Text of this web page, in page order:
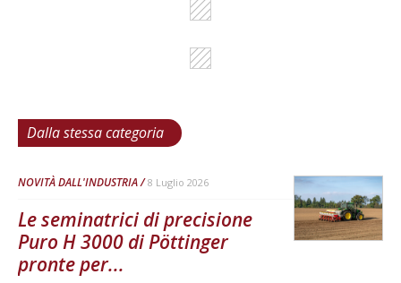
Dalla stessa categoria
NOVITÀ DALL'INDUSTRIA 8 Luglio 2026
Le seminatrici di precisione
Puro H 3000 di Pöttinger
pronte per...